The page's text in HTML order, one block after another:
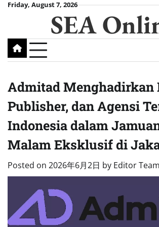
SkipFriday, August 7, 2026
SEA
Admitad Menghadirkan
Publisher, dan Agensi
Indonesia dalam
Malam Eksklusif di
Posted on 2026年6月2日 by Editor Team